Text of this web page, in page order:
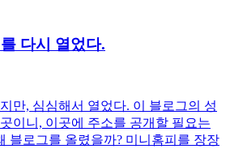
다시 열었다.
만, 심심해서 열었다. 이 블로그의 성
이니, 이곳에 주소를 공개할 필요는
블로그를 올렸을까? 미니홈피를 장장